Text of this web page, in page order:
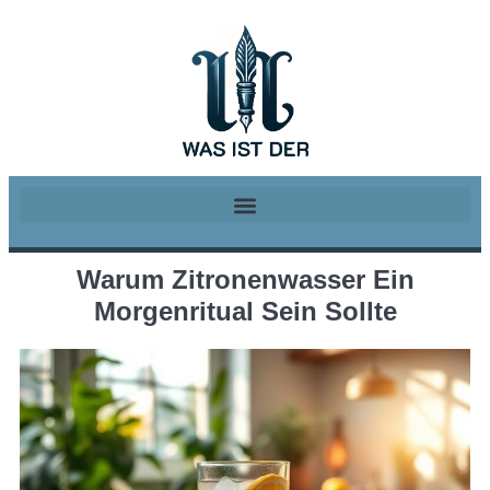
Warum Zitronenwasser Ein
Morgenritual Sein Sollte